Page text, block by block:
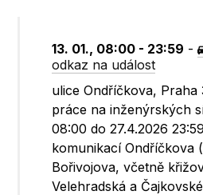
13. 01., 08:00 - 23:59 -
odkaz na událost
ulice Ondříčkova,
práce na inženýrských
08:00 do 27.4.2026
komunikací Ondříčkova
Bořivojova, včetně
Velehradská a